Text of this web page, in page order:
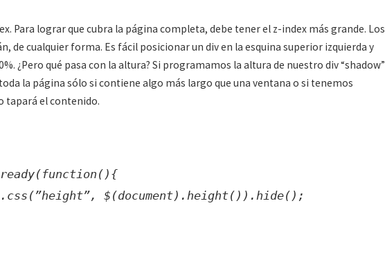
Para lograr que cubra la página completa, debe tener el z-index más grande. Los
de cualquier forma. Es fácil posicionar un div en la esquina superior izquierda y
¿Pero qué pasa con la altura? Si programamos la altura de nuestro div “shadow”
la página sólo si contiene algo más largo que una ventana o si tenemos
tapará el contenido.
$(document).height()).hide();